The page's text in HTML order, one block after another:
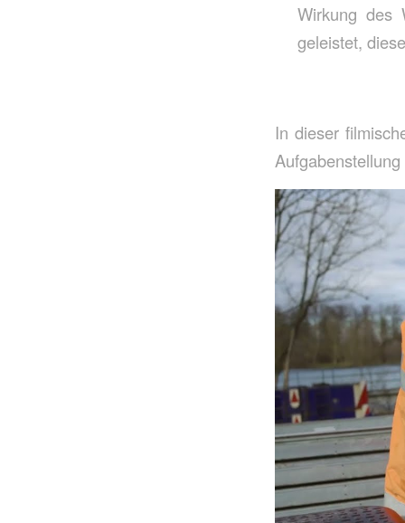
Wirkung des
geleistet,
In dieser